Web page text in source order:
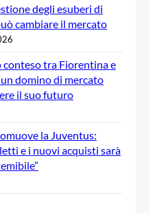
degli esuberi di
cambiare il mercato
conteso tra Fiorentina e
domino di mercato
il suo futuro
la Juventus:
e i nuovi acquisti sarà